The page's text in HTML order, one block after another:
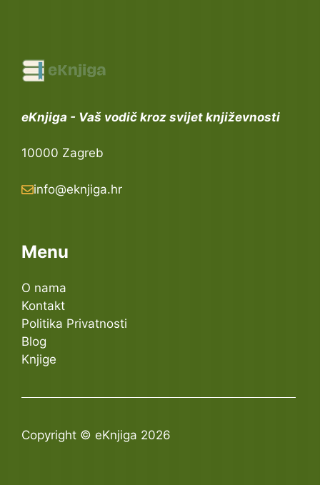
eKnjiga - Vaš vodič kroz svijet književnosti
10000 Zagreb
info@eknjiga.hr
Menu
O nama
Kontakt
Politika Privatnosti
Blog
Knjige
Copyright © eKnjiga 2026